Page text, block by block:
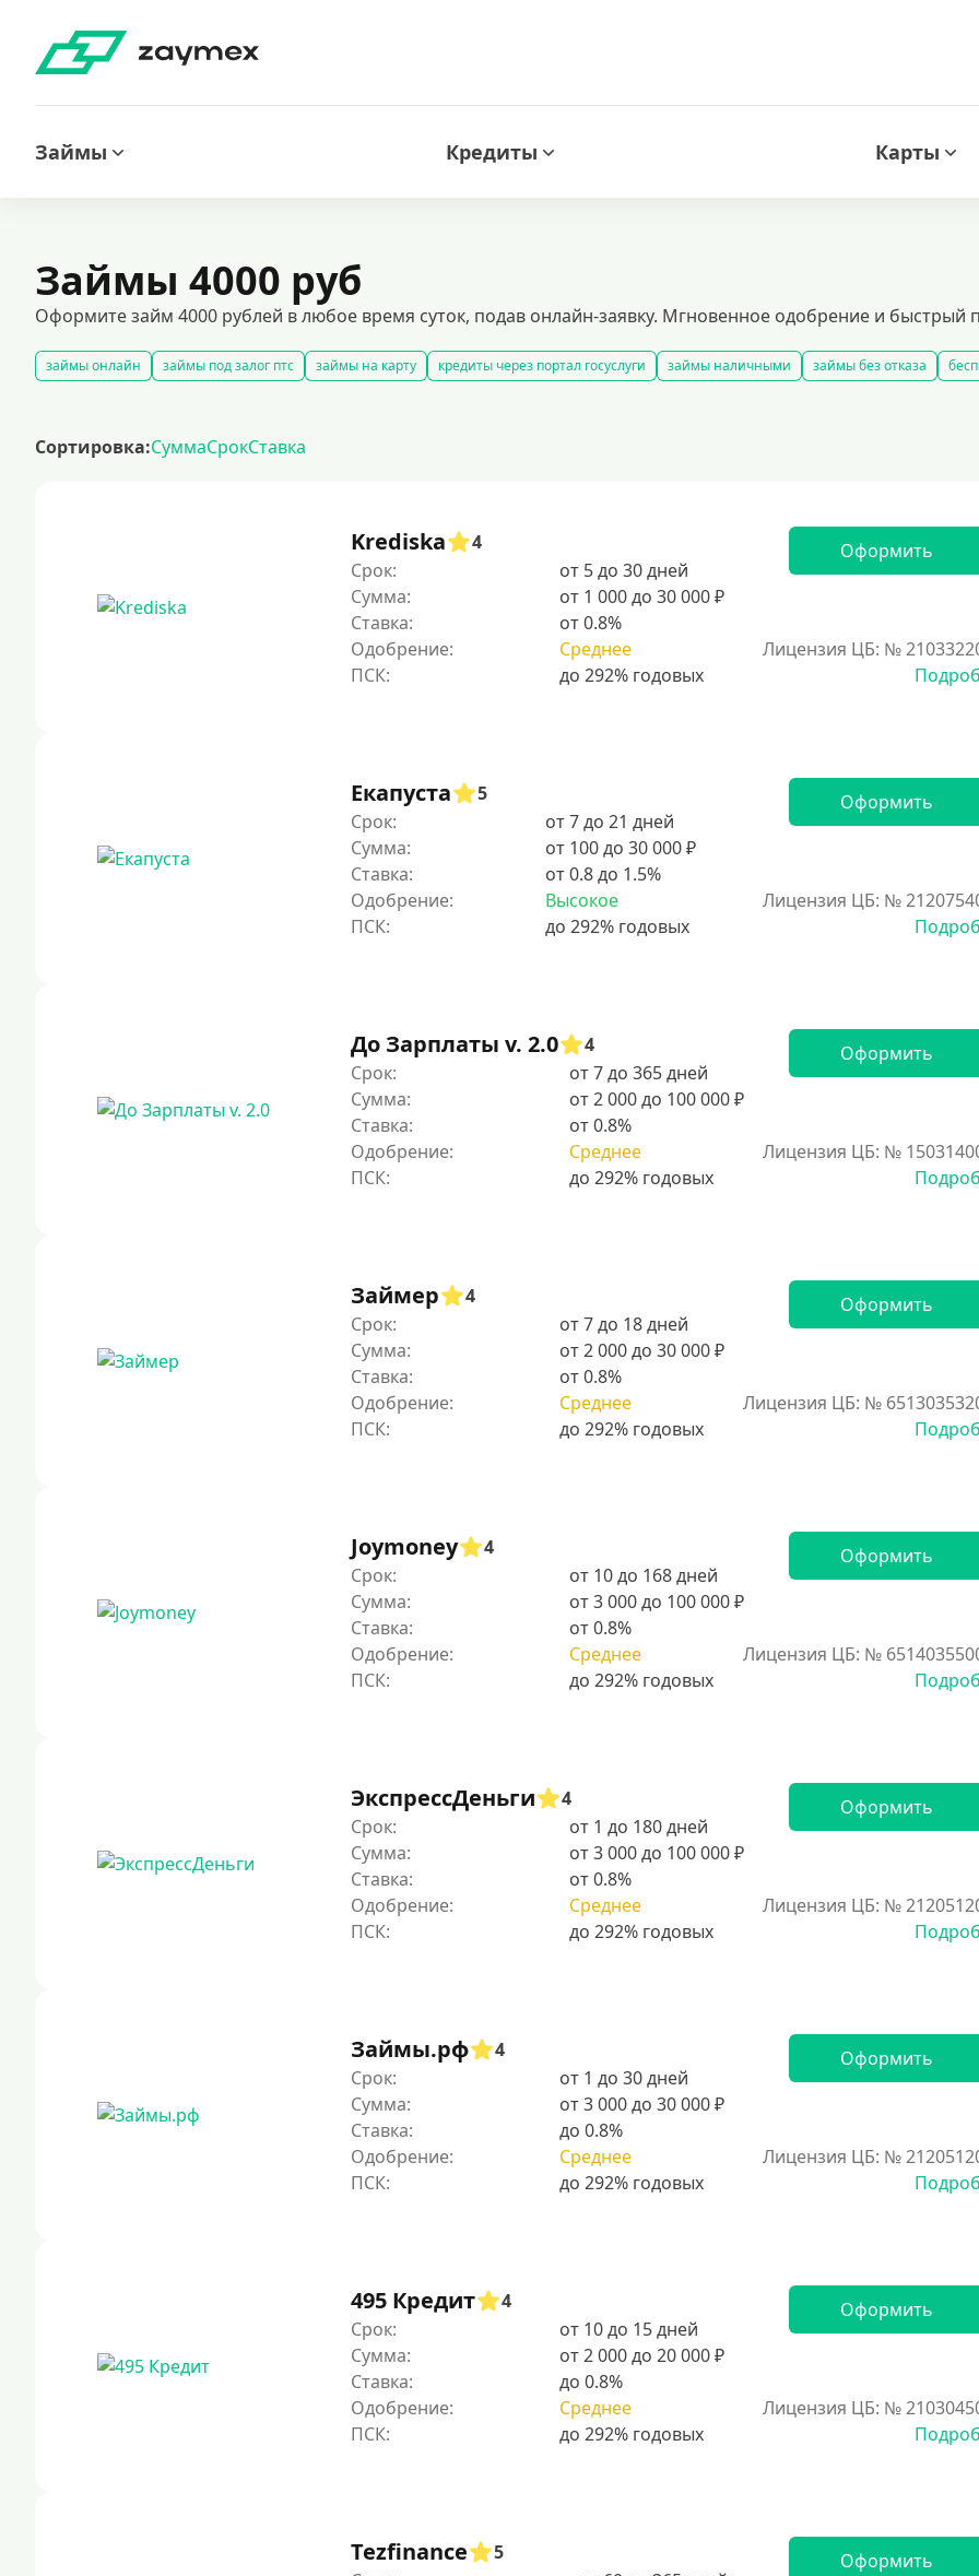
Займы Кредиты Карты
Займы 4000 руб
Оформите займ 4000 рублей в любое время суток, подав онлайн-заявку. Мгновенное одобрение и быстрый
займы онлайн займы под залог птс займы на карту кредиты через портал госуслуги займы наличными займы без отказа
Сортировка:СуммаСрокСтавка
Krediska
4
Срок:
от 5 до 30 дней
Сумма:
от 1 000 до 30 000 ₽
Ставка:
от 0.8%
Одобрение:
Среднее
Оформить
Лицензия ЦБ: №
Екапуста
5
Срок:
от 7 до 21 дней
Сумма:
от 100 до 30 000 ₽
Ставка:
от 0.8 до 1.5%
Одобрение:
Высокое
Оформить
Лицензия ЦБ: №
До Зарплаты v. 2.0
4
Срок:
от 7 до 365 дней
Сумма:
от 2 000 до 100 000 ₽
Ставка:
от 0.8%
Одобрение:
Среднее
Оформить
Лицензия ЦБ: №
Займер
4
Срок:
от 7 до 18 дней
Сумма:
от 2 000 до 30 000 ₽
Ставка:
от 0.8%
Одобрение:
Среднее
Оформить
Лицензия ЦБ: №
Joymoney
4
Срок:
от 10 до 168 дней
Сумма:
от 3 000 до 100 000 ₽
Ставка:
от 0.8%
Одобрение:
Среднее
Оформить
Лицензия ЦБ: №
ЭкспрессДеньги
4
Срок:
от 1 до 180 дней
Сумма:
от 3 000 до 100 000 ₽
Ставка:
от 0.8%
Одобрение:
Среднее
Оформить
Лицензия ЦБ: №
Займы.рф
4
Срок:
от 1 до 30 дней
Сумма:
от 3 000 до 30 000 ₽
Ставка:
до 0.8%
Одобрение:
Среднее
Оформить
Лицензия ЦБ: №
495 Кредит
4
Срок:
от 10 до 15 дней
Сумма:
от 2 000 до 20 000 ₽
Ставка:
до 0.8%
Одобрение:
Среднее
Оформить
Лицензия ЦБ: №
Tezfinance
5
Оформить